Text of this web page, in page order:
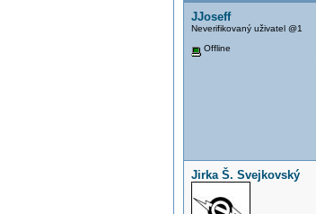
JJoseff
Neverifikovaný uživatel @1
Offline
Jirka Š. Svejkovský